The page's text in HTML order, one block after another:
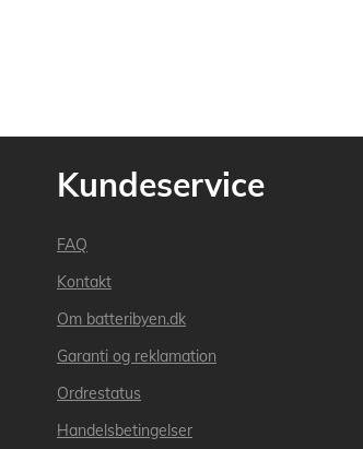
Kundeservice
FAQ
Kontakt
Om batteribyen.dk
Garanti og reklamation
Ordrestatus
Handelsbetingelser